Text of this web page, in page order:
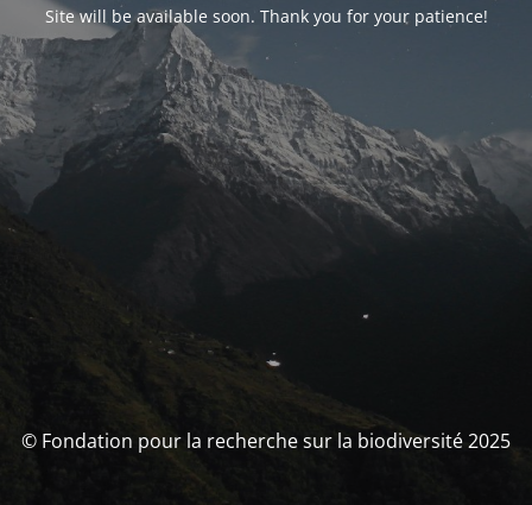
Site will be available soon. Thank you for your patience!
© Fondation pour la recherche sur la biodiversité 2025